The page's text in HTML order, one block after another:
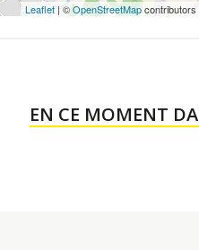
Leaflet | ©OpenStreetMapcontributors
EN CE MOMENT